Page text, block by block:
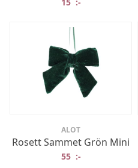
ALOT
Rosett Sammet Grön Mini
55 :-